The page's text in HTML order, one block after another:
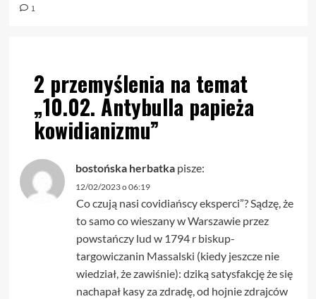
1
2 przemyślenia na temat
„10.02. Antybulla papieża
kowidianizmu”
bostońska herbatka pisze:
12/02/2023 o 06:19
Co czują nasi covidiańscy eksperci”? Sądzę, że
to samo co wieszany w Warszawie przez
powstańczy lud w 1794 r biskup-
targowiczanin Massalski (kiedy jeszcze nie
wiedział, że zawiśnie): dziką satysfakcję że się
nachapał kasy za zdradę, od hojnie zdrajców